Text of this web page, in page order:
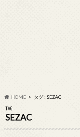
HOME タグ : SEZAC
TAG
SEZAC